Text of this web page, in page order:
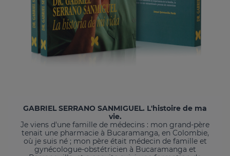
GABRIEL SERRANO SANMIGUEL. L'histoire de ma
vie.
Je viens d'une famille de médecins : mon grand-père
tenait une pharmacie à Bucaramanga, en Colombie,
où je suis né ; mon père était médecin de famille et
gynécologue-obstétricien à Bucaramanga et